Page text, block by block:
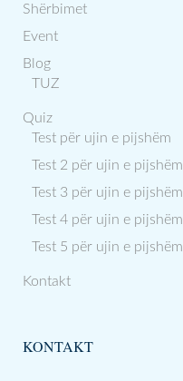
Shërbimet
Event
Blog
TUZ
Quiz
Test për ujin e pijshëm
Test 2 për ujin e pijshëm
Test 3 për ujin e pijshëm
Test 4 për ujin e pijshëm
Test 5 për ujin e pijshëm
Kontakt
KONTAKT